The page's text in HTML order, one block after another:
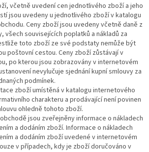
včetně uvedení cen jednotlivého zboží a jeho
jsou uvedeny u jednotlivého zboží v katalogu
Ceny zboží jsou uvedeny včetně daně z
všech souvisejících poplatků a nákladů za
toto zboží ze své podstaty nemůže být
poštovní cestou. Ceny zboží zůstávají v
po kterou jsou zobrazovány v internetovém
nevylučuje sjednání kupní smlouvy za
podmínek.
zboží umístěná v katalogu internetového
charakteru a prodávající není povinen
ohledně tohoto zboží.
jsou zveřejněny informace o nákladech
a dodáním zboží. Informace o nákladech
a dodáním zboží uvedené v internetovém
v případech, kdy je zboží doručováno v